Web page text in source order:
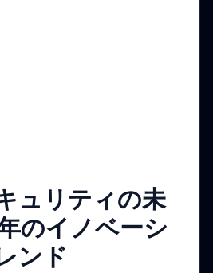
ュリティの未
のイノベーシ
ンド